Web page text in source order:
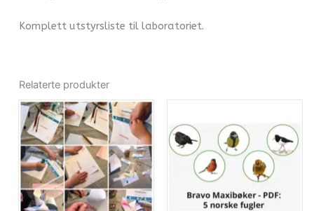
Komplett utstyrsliste til laboratoriet.
Relaterte produkter